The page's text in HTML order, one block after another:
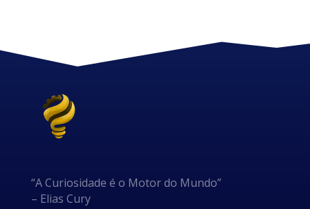
“A Curiosidade é o Motor do Mundo”
– Elias Cury